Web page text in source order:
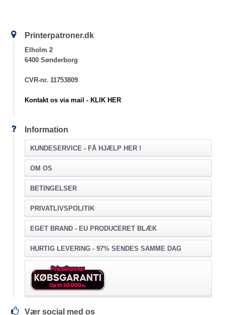
Printerpatroner.dk
Elholm 2
6400 Sønderborg
CVR-nr. 11753809
Kontakt os via mail - KLIK HER
Information
KUNDESERVICE - FÅ HJÆLP HER !
OM OS
BETINGELSER
PRIVATLIVSPOLITIK
EGET BRAND - EU PRODUCERET BLÆK
HURTIG LEVERING - 97% SENDES SAMME DAG
Vær social med os